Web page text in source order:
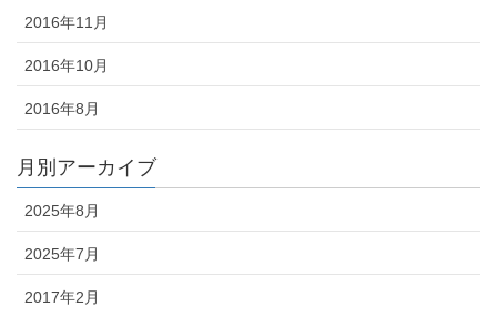
2016年11月
2016年10月
2016年8月
月別アーカイブ
2025年8月
2025年7月
2017年2月